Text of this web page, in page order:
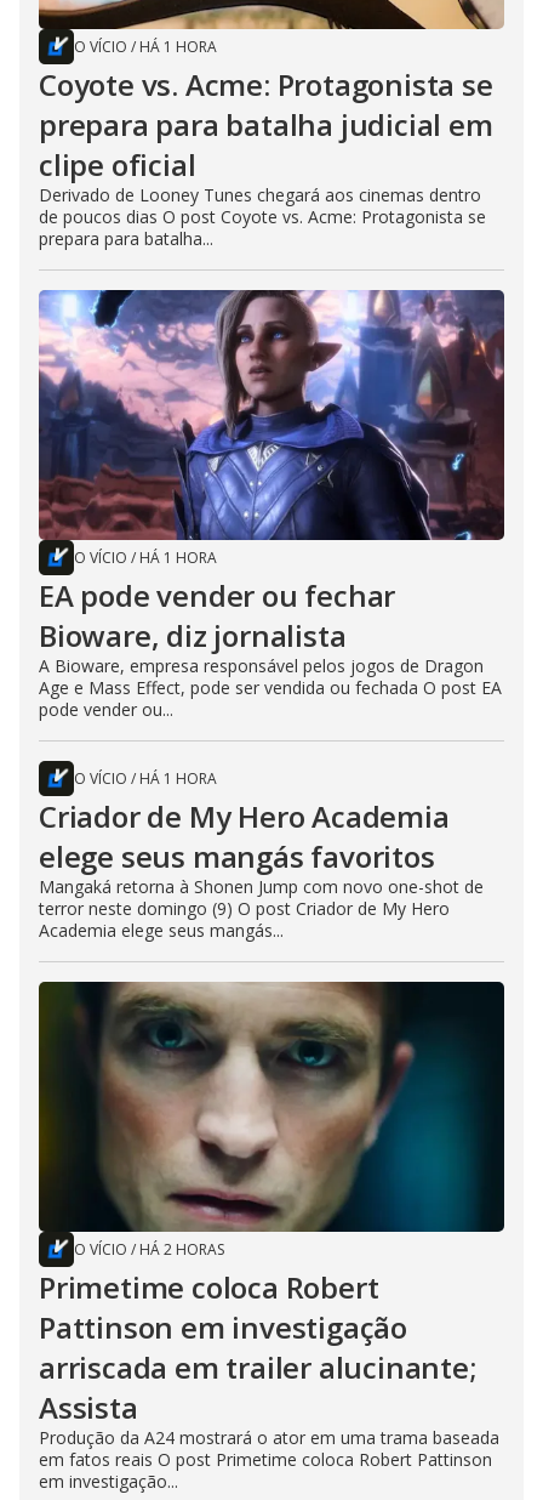
O VÍCIO / HÁ 1 HORA
Coyote vs. Acme: Protagonista se
prepara para batalha judicial em
clipe oficial
Derivado de Looney Tunes chegará aos cinemas dentro
de poucos dias O post Coyote vs. Acme: Protagonista se
prepara para batalha...
O VÍCIO / HÁ 1 HORA
EA pode vender ou fechar
Bioware, diz jornalista
A Bioware, empresa responsável pelos jogos de Dragon
Age e Mass Effect, pode ser vendida ou fechada O post EA
pode vender ou...
O VÍCIO / HÁ 1 HORA
Criador de My Hero Academia
elege seus mangás favoritos
Mangaká retorna à Shonen Jump com novo one-shot de
terror neste domingo (9) O post Criador de My Hero
Academia elege seus mangás...
O VÍCIO / HÁ 2 HORAS
Primetime coloca Robert
Pattinson em investigação
arriscada em trailer alucinante;
Assista
Produção da A24 mostrará o ator em uma trama baseada
em fatos reais O post Primetime coloca Robert Pattinson
em investigação...